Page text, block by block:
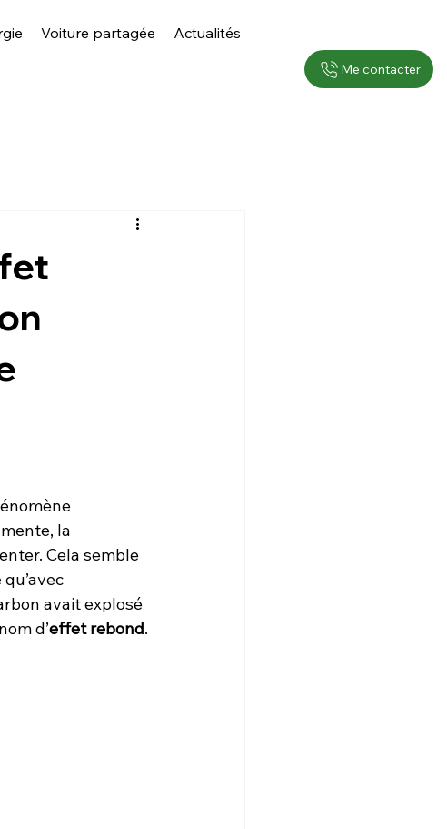
Voiture partagée Actualités
Me contacter
la
Cela semble
avait explosé
d’effet rebond.